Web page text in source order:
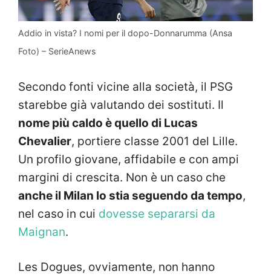
Addio in vista? I nomi per il dopo-Donnarumma (Ansa
Foto) – SerieAnews
Secondo fonti vicine alla società, il PSG
starebbe già valutando dei sostituti. Il
nome più caldo è quello di Lucas
Chevalier, portiere classe 2001 del Lille.
Un profilo giovane, affidabile e con ampi
margini di crescita. Non è un caso che
anche il Milan lo stia seguendo da tempo,
nel caso in cui dovesse separarsi da
Maignan.
Les Dogues, ovviamente, non hanno